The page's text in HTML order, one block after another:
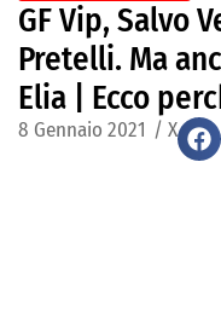
GF Vip, Salvo
Pretelli. Ma
Elia | Ecco
8 Gennaio 2021 / X